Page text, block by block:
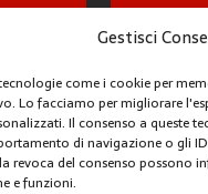
Gestisci
come i cookie per
Lo facciamo per migliorare
Il consenso a queste
di navigazione o gli
revoca del consenso possono
e funzioni.
Questa opera
ARCHIVI